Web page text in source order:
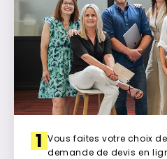
1 Vous faites votre choix
demande de devis en